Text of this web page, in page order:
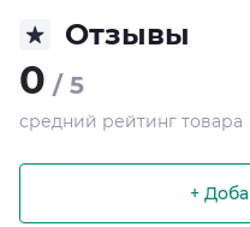
Отзывы
0 / 5
средний рейтинг товара
+